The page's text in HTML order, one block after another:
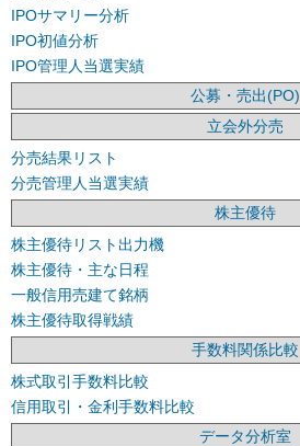
IPOサマリー分析
IPO初値分析
IPO管理人当選実績
公募・売出(PO)
立会外分売
分売結果リスト
分売管理人当選実績
株主優待
株主優待リスト出力機
株主優待・主な日程
一般信用売建て銘柄
株主優待取得戦績
手数料関係比較
株式取引手数料比較
信用取引・金利手数料比較
データ分析室